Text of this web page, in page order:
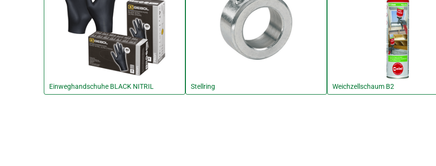
Einweghandschuhe BLACK NITRIL Stellring Weichzellschaum B2